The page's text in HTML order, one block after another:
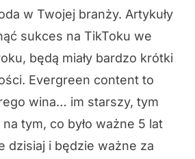
w Twojej branży. Artykuły
sukces na TikToku we
będą miały bardzo krótki
Evergreen content to
wina… im starszy, tym
tym, co było ważne 5 lat
dzisiaj i będzie ważne za